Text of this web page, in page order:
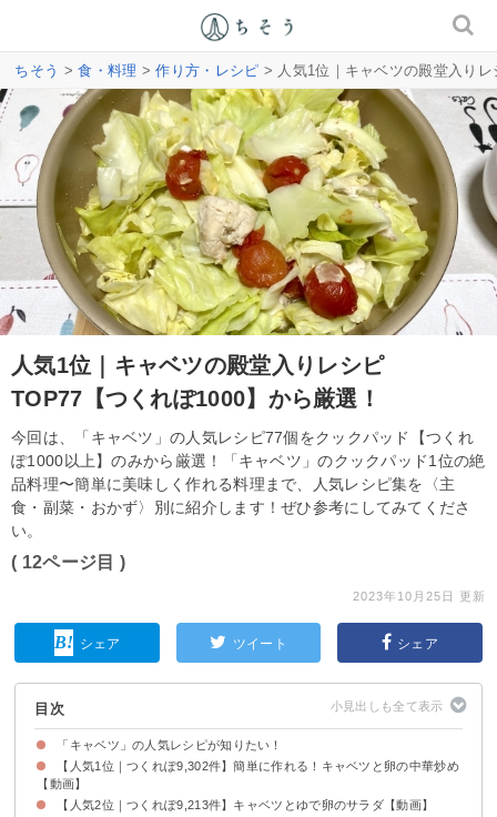
ちそう >食・料理 >作り方・レシピ > 人気1位｜キャベツの殿堂入り
人気1位｜キャベツの殿堂入りレシピ
TOP77【つくれぽ1000】から厳選！
今回は、「キャベツ」の人気レシピ77個をクックパッド【つくれ
ぽ1000以上】のみから厳選！「キャベツ」のクックパッド1位の絶
品料理〜簡単に美味しく作れる料理まで、人気レシピ集を〈主
食・副菜・おかず〉別に紹介します！ぜひ参考にしてみてくださ
い。
( 12ページ目 )
2023年10月25日 更新
シェア ツイート シェア
目次
「キャベツ」の人気レシピが知りたい！
【人気1位｜つくれぽ9,302件】簡単に作れる！キャベツと卵の中華炒め
【動画】
【人気2位｜つくれぽ9,213件】キャベツとゆで卵のサラダ【動画】